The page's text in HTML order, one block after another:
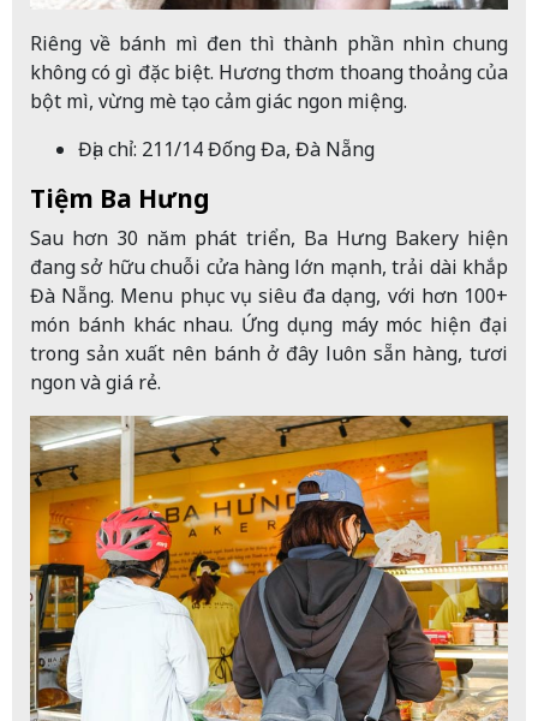
Riêng về bánh mì đen thì thành phần nhìn chung
không có gì đặc biệt. Hương thơm thoang thoảng của
bột mì, vừng mè tạo cảm giác ngon miệng.
Địa chỉ: 211/14 Đống Đa, Đà Nẵng
Tiệm Ba Hưng
Sau hơn 30 năm phát triển, Ba Hưng Bakery hiện
đang sở hữu chuỗi cửa hàng lớn mạnh, trải dài khắp
Đà Nẵng. Menu phục vụ siêu đa dạng, với hơn 100+
món bánh khác nhau. Ứng dụng máy móc hiện đại
trong sản xuất nên bánh ở đây luôn sẵn hàng, tươi
ngon và giá rẻ.